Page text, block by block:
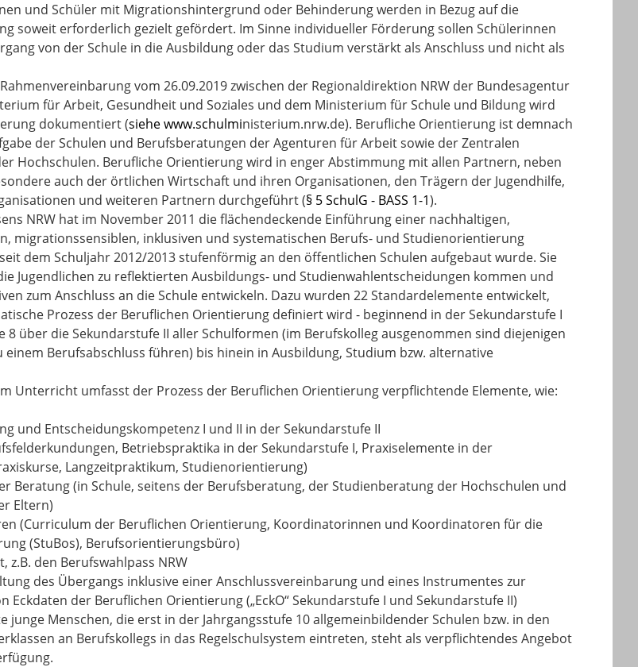
und Schüler mit Migrationshintergrund oder Behinderung werden in Bezug auf die
soweit erforderlich gezielt gefördert. Im Sinne individueller Förderung sollen Schülerinnen
von der Schule in die Ausbildung oder das Studium verstärkt als Anschluss und nicht als
vom 26.09.2019 zwischen der Regionaldirektion NRW der Bundesagentur
für Arbeit, Gesundheit und Soziales und dem Ministerium für Schule und Bildung wird
dokumentiert (siehe www.schulministerium.nrw.de). Berufliche Orientierung ist demnach
der Schulen und Berufsberatungen der Agenturen für Arbeit sowie der Zentralen
Hochschulen. Berufliche Orientierung wird in enger Abstimmung mit allen Partnern, neben
auch der örtlichen Wirtschaft und ihren Organisationen, den Trägern der Jugendhilfe,
und weiteren Partnern durchgeführt (§ 5 SchulG - BASS 1-1).
NRW hat im November 2011 die flächendeckende Einführung einer nachhaltigen,
migrationssensiblen, inklusiven und systematischen Berufs- und Studienorientierung
dem Schuljahr 2012/2013 stufenförmig an den öffentlichen Schulen aufgebaut wurde. Sie
Jugendlichen zu reflektierten Ausbildungs- und Studienwahlentscheidungen kommen und
zum Anschluss an die Schule entwickeln. Dazu wurden 22 Standardelemente entwickelt,
Prozess der Beruflichen Orientierung definiert wird - beginnend in der Sekundarstufe I
8 über die Sekundarstufe II aller Schulformen (im Berufskolleg ausgenommen sind diejenigen
einem Berufsabschluss führen) bis hinein in Ausbildung, Studium bzw. alternative
Unterricht umfasst der Prozess der Beruflichen Orientierung verpflichtende Elemente, wie:
und Entscheidungskompetenz I und II in der Sekundarstufe II
Betriebspraktika in der Sekundarstufe I, Praxiselemente in der
Langzeitpraktikum, Studienorientierung)
Beratung (in Schule, seitens der Berufsberatung, der Studienberatung der Hochschulen und
Eltern)
(Curriculum der Beruflichen Orientierung, Koordinatorinnen und Koordinatoren für die
(StuBos), Berufsorientierungsbüro)
den Berufswahlpass NRW
des Übergangs inklusive einer Anschlussvereinbarung und eines Instrumentes zur
Eckdaten der Beruflichen Orientierung („EckO“ Sekundarstufe I und Sekundarstufe II)
junge Menschen, die erst in der Jahrgangsstufe 10 allgemeinbildender Schulen bzw. in den
an Berufskollegs in das Regelschulsystem eintreten, steht als verpflichtendes Angebot